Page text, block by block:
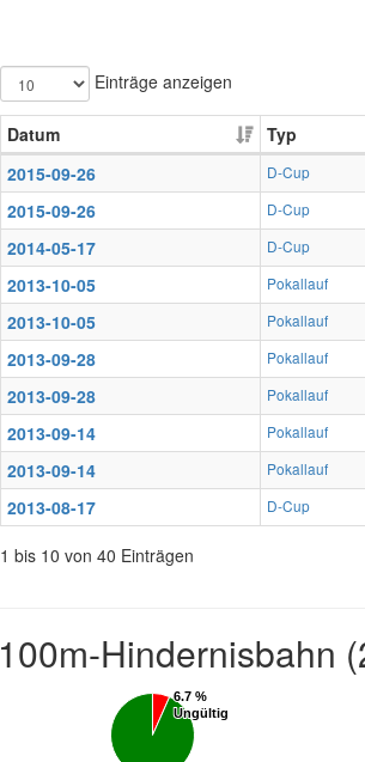
Einträge anzeigen
Datum Typ
2015-09-26
D-Cup
2015-09-26
D-Cup
2014-05-17
D-Cup
2013-10-05
Pokallauf
2013-10-05
Pokallauf
2013-09-28
Pokallauf
2013-09-28
Pokallauf
2013-09-14
Pokallauf
2013-09-14
Pokallauf
2013-08-17
D-Cup
1 bis 10 von 40 Einträgen
100m-Hindernisbahn
6.7 %
Ungültig
6.7 %
Ungültig